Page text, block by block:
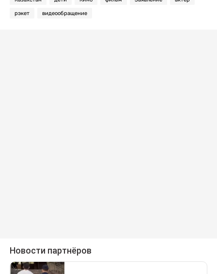
рэкет видеообращение